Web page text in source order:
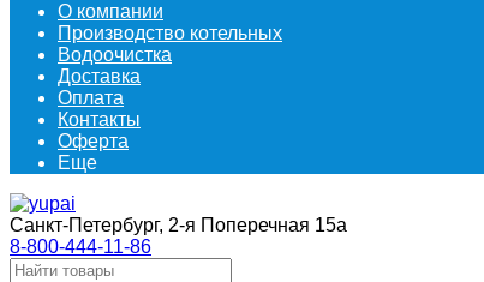
О компании
Производство котельных
Водоочистка
Доставка
Оплата
Контакты
Оферта
Еще
Санкт-Петербург, 2-я Поперечная 15а
8-800-444-11-86